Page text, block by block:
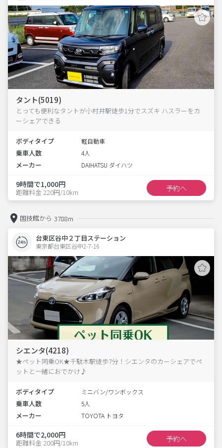
タント(5019)
とっても便利なタントが小村井駅徒歩1分でスズキ ハスラーをカ
ーシェアできる
ボディタイプ 軽自動車
乗車人数 4人
メーカー DAIHATSU ダイハツ
9時間で1,000円
距離料金 220円/10km 予約へ
国技館から 3788m
台東区谷中２丁目ステーション
東京都台東区谷中2-7-16
シエンタ(4218)
★ペット同乗OK★千駄木駅徒歩7分！シエンタのカーシェアでペ
ットと一緒におでかけ♪
ボディタイプ ミニバン/ワンボックス
乗車人数 5人
メーカー TOYOTA トヨタ
6時間で2,000円
距離料金 200円/10km 予約へ